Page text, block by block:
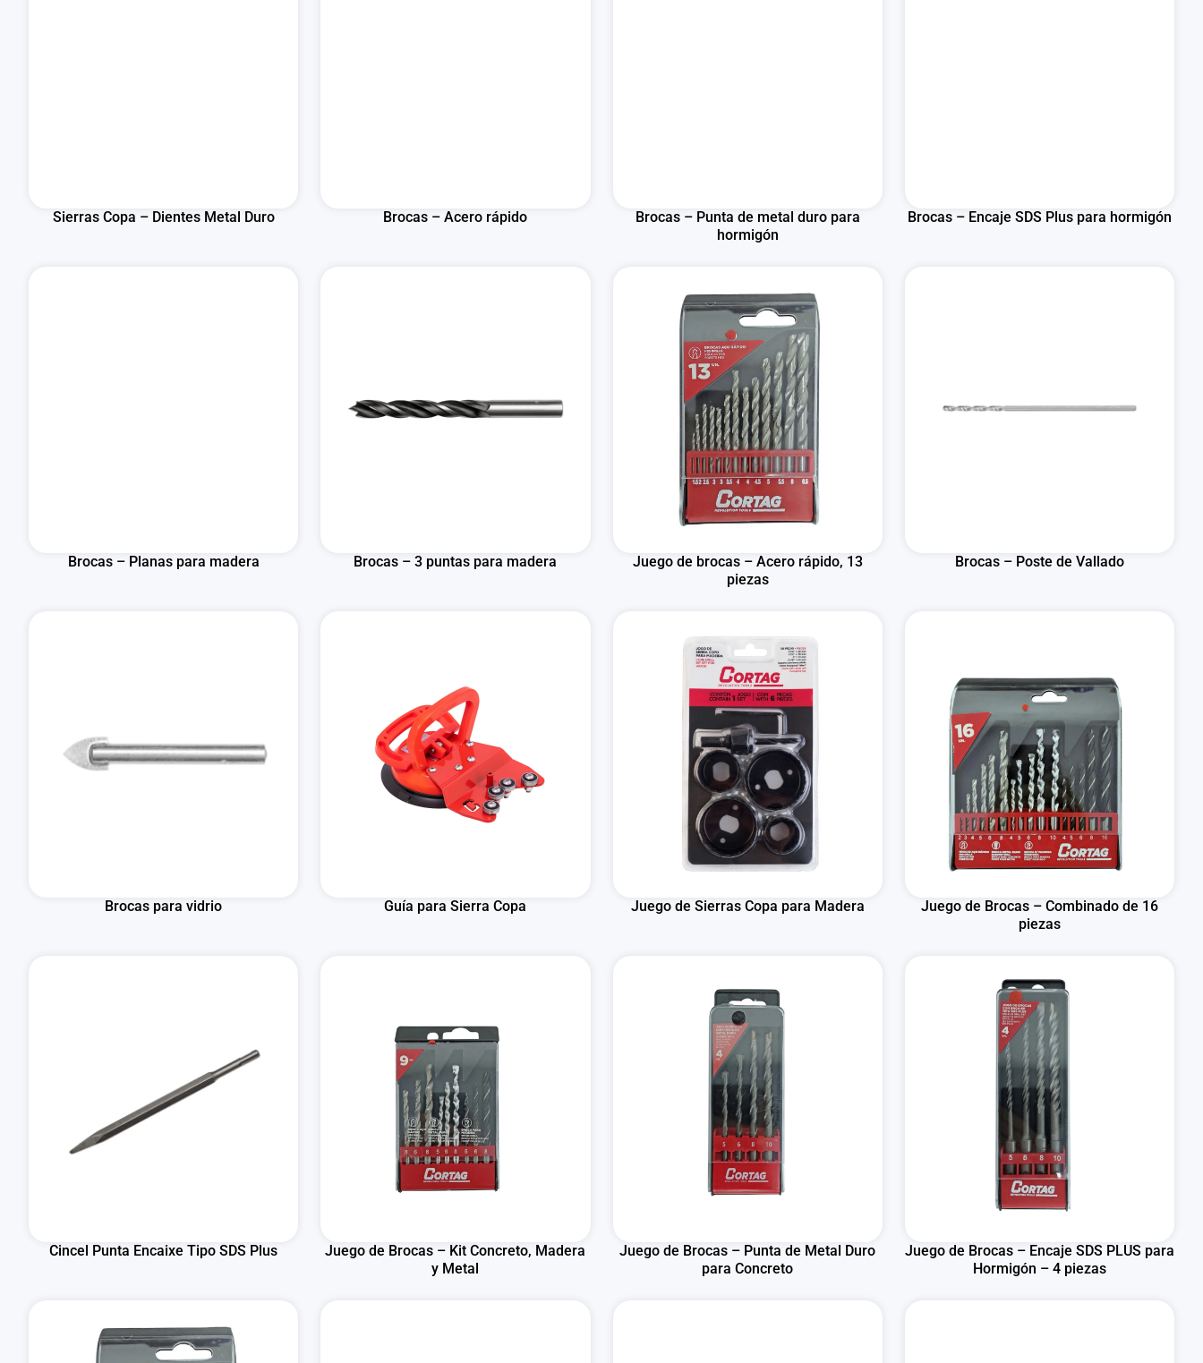
Sierras Copa – Dientes Metal Duro Brocas – Acero rápido
Brocas – Punta de metal duro para
hormigón
Brocas – Encaje SDS Plus para hormigón
Brocas – Planas para madera Brocas – 3 puntas para madera
Juego de brocas – Acero rápido, 13
piezas
Brocas – Poste de Vallado
Brocas para vidrio Guía para Sierra Copa Juego de Sierras Copa para Madera
Juego de Brocas – Combinado de 16
piezas
Cincel Punta Encaixe Tipo SDS Plus
Juego de Brocas – Kit Concreto, Madera
y Metal
Juego de Brocas – Punta de Metal Duro
para Concreto
Juego de Brocas – Encaje SDS PLUS para
Hormigón – 4 piezas